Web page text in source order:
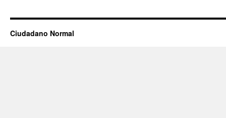
Ciudadano Normal